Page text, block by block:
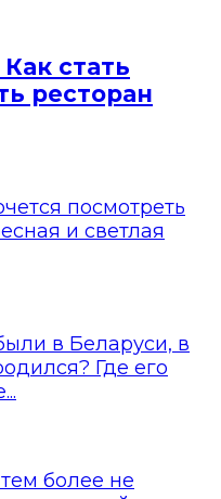
стать
ресторан
посмотреть
и светлая
в Беларуси, в
Где его
тем более не